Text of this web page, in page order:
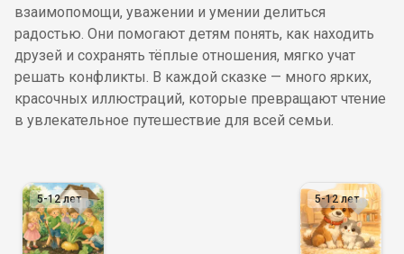
взаимопомощи, уважении и умении делиться
радостью. Они помогают детям понять, как находить
друзей и сохранять тёплые отношения, мягко учат
решать конфликты. В каждой сказке — много ярких,
красочных иллюстраций, которые превращают чтение
в увлекательное путешествие для всей семьи.
5-12лет 5-12лет